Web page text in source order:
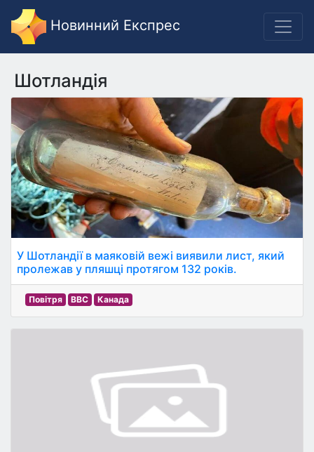
Новинний Експрес
Шотландія
У Шотландії в маяковій вежі виявили лист, який
пролежав у пляшці протягом 132 років.
Повітря BBC Канада